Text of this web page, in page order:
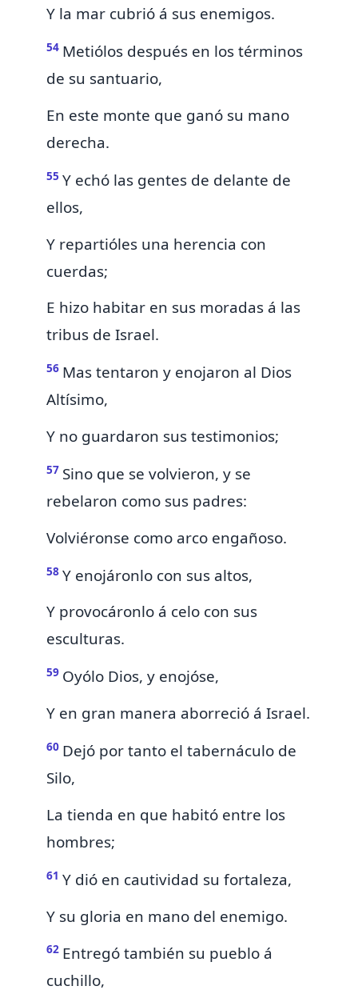
Y la mar cubrió á sus enemigos.
54 Metiólos después en los términos
de su santuario,
En este monte que ganó su mano
derecha.
55 Y echó las gentes de delante de
ellos,
Y repartióles una herencia con
cuerdas;
E hizo habitar en sus moradas á las
tribus de Israel.
56 Mas tentaron y enojaron al Dios
Altísimo,
Y no guardaron sus testimonios;
57 Sino que se volvieron, y se
rebelaron como sus padres:
Volviéronse como arco engañoso.
58 Y enojáronlo con sus altos,
Y provocáronlo á celo con sus
esculturas.
59 Oyólo Dios, y enojóse,
Y en gran manera aborreció á Israel.
60 Dejó por tanto el tabernáculo de
Silo,
La tienda en que habitó entre los
hombres;
61 Y dió en cautividad su fortaleza,
Y su gloria en mano del enemigo.
62 Entregó también su pueblo á
cuchillo,